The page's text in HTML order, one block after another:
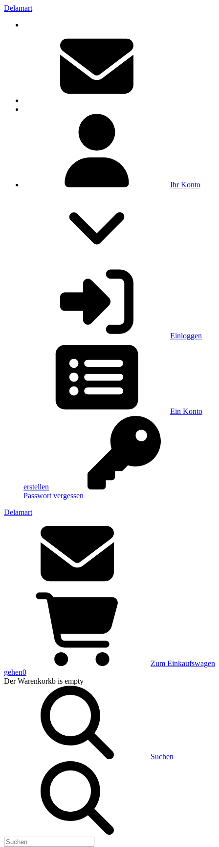
Delamart
Ihr Konto
Einloggen
Ein Konto
erstellen
Passwort vergessen
Delamart
Zum Einkaufswagen
gehen0
Der Warenkorkb is empty
Suchen